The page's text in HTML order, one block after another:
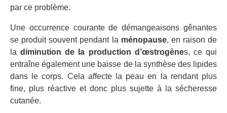
par ce problème.
Une occurrence courante de démangeaisons gênantes
se produit souvent pendant la ménopause, en raison de
la diminution de la production d’œstrogènes, ce qui
entraîne également une baisse de la synthèse des lipides
dans le corps. Cela affecte la peau en la rendant plus
fine, plus réactive et donc plus sujette à la sécheresse
cutanée.